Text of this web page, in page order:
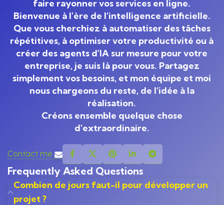
faire rayonner vos services en ligne.
Bienvenue à l'ère de l'intelligence artificielle.
Que vous cherchiez à automatiser des tâches
répétitives, à optimiser votre productivité ou à
créer des agents d'IA sur mesure pour votre
entreprise, je suis là pour vous. Partagez
simplement vos besoins, et mon équipe et moi
nous chargeons du reste, de l'idée à la
réalisation.
Créons ensemble quelque chose
d'extraordinaire.
Contact me
Frequently Asked Questions
Combien de jours faut-il pour développer un
projet ?